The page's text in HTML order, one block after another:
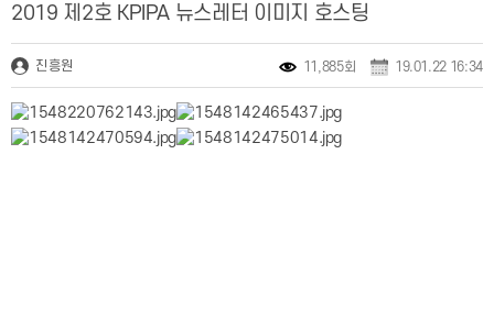
2019 제2호 KPIPA 뉴스레터 이미지 호스팅
진흥원 11,885회 19.01.22 16:34